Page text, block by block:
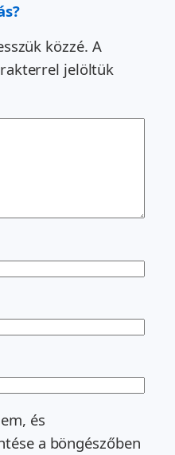
közzé. A
jelöltük
és
a böngészőben